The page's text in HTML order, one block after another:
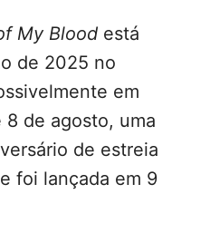
My Blood está
de 2025 no
em
de agosto, uma
de estreia
foi lançada em 9